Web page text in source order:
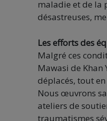
maladie et de la
désastreuses,
Les efforts des
Malgré ces
Mawasi de
déplacés, tout
Nous œuvrons
ateliers de
traumatismes